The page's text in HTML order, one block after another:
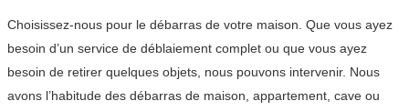
Choisissez-nous pour le débarras de votre maison. Que vous ayez
besoin d’un service de déblaiement complet ou que vous ayez
besoin de retirer quelques objets, nous pouvons intervenir. Nous
avons l’habitude des débarras de maison, appartement, cave ou